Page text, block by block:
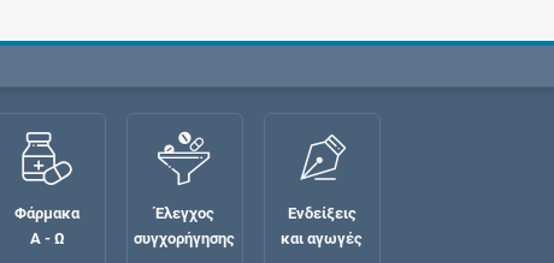
Φάρμακα
Α - Ω
Έλεγχος
συγχορήγησης
Ενδείξεις
και αγωγές